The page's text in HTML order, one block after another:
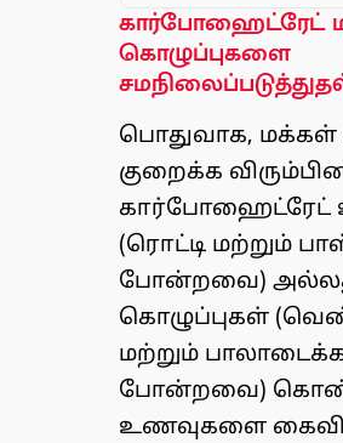
கார்போஹைட்ரேட்
கொழுப்புகளை
பொதுவாக,
குறைக்க
கார்போஹைட்ரேட்
(ரொட்டி மற்றும்
போன்றவை)
கொழுப்புகள்
மற்றும்
போன்றவை)
உணவுகளை